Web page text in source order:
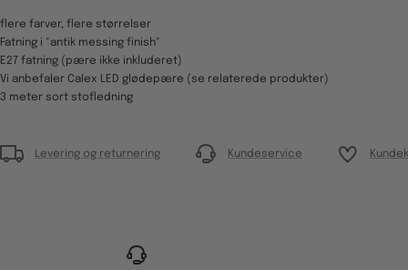
flere farver, flere størrelser
Fatning i "antik messing finish"
E27 fatning (pære ikke inkluderet)
Vi anbefaler Calex LED glødepære (se relaterede produkter)
3 meter sort stofledning
Levering og returnering Kundeservice